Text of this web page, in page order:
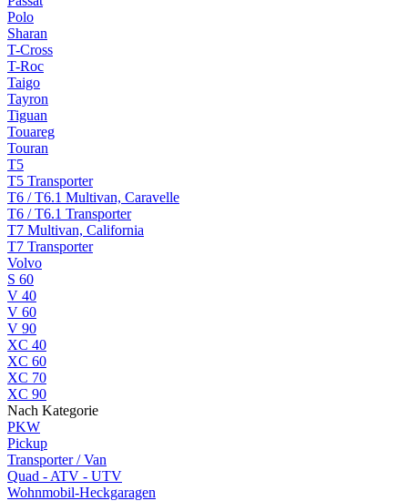
Polo
Sharan
T-Cross
T-Roc
Taigo
Tayron
Tiguan
Touareg
Touran
T5
T5 Transporter
T6 / T6.1 Multivan, Caravelle
T6 / T6.1 Transporter
T7 Multivan, California
T7 Transporter
Volvo
S 60
V 40
V 60
V 90
XC 40
XC 60
XC 70
XC 90
Nach Kategorie
PKW
Pickup
Transporter / Van
Quad - ATV - UTV
Wohnmobil-Heckgaragen